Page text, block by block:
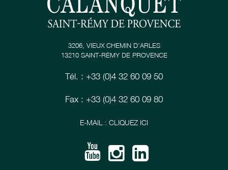
3206, VIEUX CHEMIN D’ARLES
13210 SAINT-RÉMY DE PROVENCE
Tél. : +33 (0)4 32 60 09 50
Fax : +33 (0)4 32 60 09 80
E-MAIL : CLIQUEZ ICI